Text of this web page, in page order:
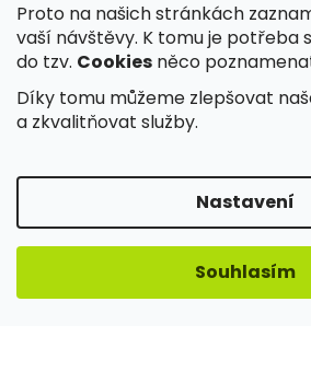
Proto na našich stránkách
vaší návštěvy. K tomu je potřeba
do tzv. Cookies něco
Díky tomu můžeme zlepšovat
a zkvalitňovat služby.
Nastavení
Souhlasím
✓Spolehlivé doručení a